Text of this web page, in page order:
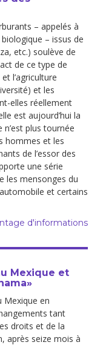
– appelés à
– issus de
etc.) soulève de
de ce type de
l’agriculture
et les
elles réellement
est aujourd’hui la
plus tournée
hommes et les
de l’essor des
une série
les mensonges du
et certains
d'informations
Mexique et
Mexique en
tant
droits et de la
après seize mois à